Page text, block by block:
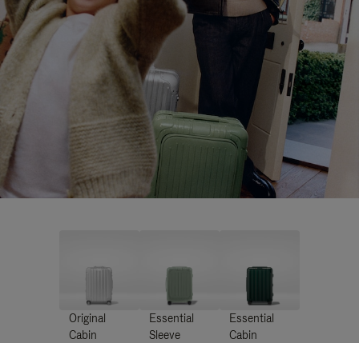
Original
Cabin
Essential
Sleeve
Essential
Cabin